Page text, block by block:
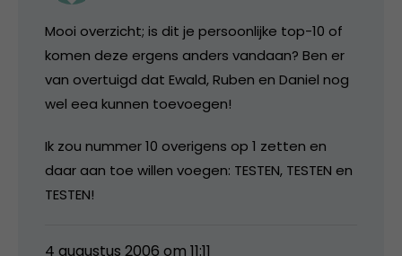
Mooi overzicht; is dit je persoonlijke top-10 of
komen deze ergens anders vandaan? Ben er
van overtuigd dat Ewald, Ruben en Daniel nog
wel eea kunnen toevoegen!
Ik zou nummer 10 overigens op 1 zetten en
daar aan toe willen voegen: TESTEN, TESTEN en
TESTEN!
4 augustus 2006 om 11:11